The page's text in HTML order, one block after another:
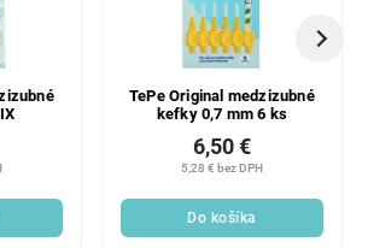
TePe Original medzizubné
kefky 0,7 mm 6 ks
5,28 € bez DPH
6,50 €
Do košíka